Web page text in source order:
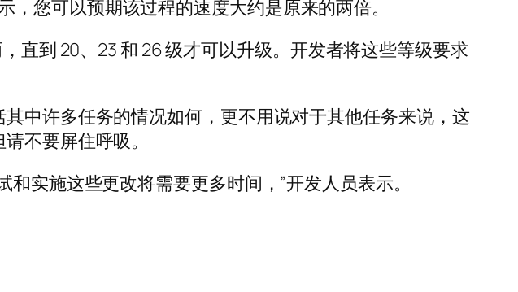
您可以预期该过程的速度大约是原来的两倍。
直到 20、23 和 26 级才可以升级。开发者将这些等级要求
中许多任务的情况如何，更不用说对于其他任务来说，这
不要屏住呼吸。
实施这些更改将需要更多时间，”开发人员表示。